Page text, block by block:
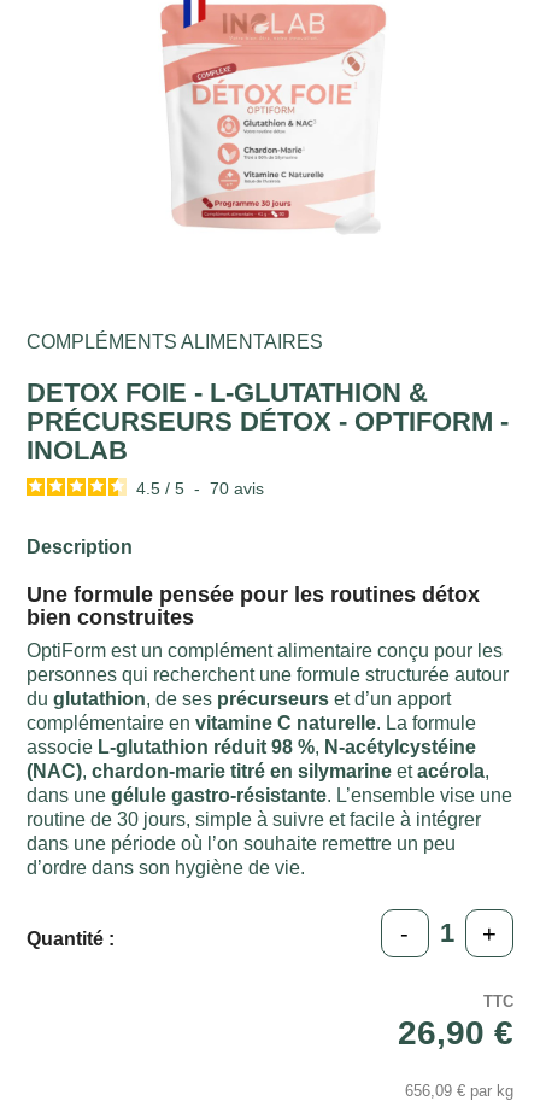
COMPLÉMENTS ALIMENTAIRES
DETOX FOIE - L-GLUTATHION &
PRÉCURSEURS DÉTOX - OPTIFORM -
INOLAB
4.5 / 5 - 70avis
Description
Une formule pensée pour les routines détox
bien construites
OptiForm est un complément alimentaire conçu pour les
personnes qui recherchent une formule structurée autour
duglutathion, de ses précurseurs et d’un apport
complémentaire envitamine C naturelle. La formule
associe L-glutathion réduit 98 %, N-acétylcystéine
(NAC),chardon-marie titré en silymarine etacérola,
dans unegélule gastro-résistante. L’ensemble vise une
routine de 30 jours, simple à suivre et facile à intégrer
dans une période où l’on souhaite remettre un peu
d’ordre dans son hygiène de vie.
Quantité : - +
TTC
26,90 €
656,09 € par kg